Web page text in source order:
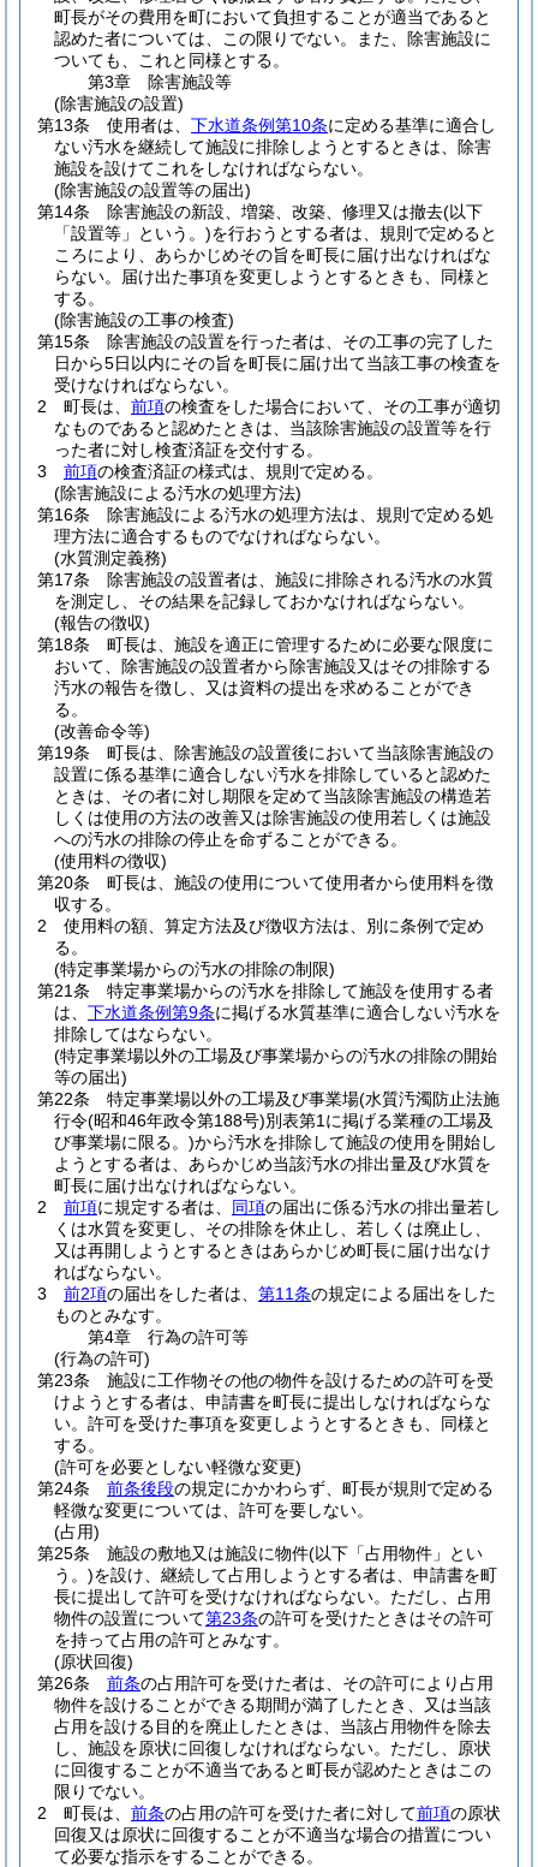
町長がその費用を町において負担することが適当であると
認めた者については、この限りでない。
また、除害施設に
ついても、これと同様とする。
第3章
除害施設等
(除害施設の設置)
第13条
使用者は、 下水道条例第10条に定める基準に適合し
ない汚水を継続して施設に排除しようとするときは、除害
施設を設けてこれをしなければならない。
(除害施設の設置等の届出)
第14条
除害施設の新設、増築、改築、修理又は撤去(以下
「設置等」という。)を行おうとする者は、規則で定めると
ころにより、あらかじめその旨を町長に届け出なければな
らない。
届け出た事項を変更しようとするときも、同様と
する。
(除害施設の工事の検査)
第15条
除害施設の設置を行った者は、その工事の完了した
日から5日以内にその旨を町長に届け出て当該工事の検査を
受けなければならない。
2
町長は、 前項の検査をした場合において、その工事が適切
なものであると認めたときは、当該除害施設の設置等を行
った者に対し検査済証を交付する。
3
前項の検査済証の様式は、規則で定める。
(除害施設による汚水の処理方法)
第16条
除害施設による汚水の処理方法は、規則で定める処
理方法に適合するものでなければならない。
(水質測定義務)
第17条
除害施設の設置者は、施設に排除される汚水の水質
を測定し、その結果を記録しておかなければならない。
(報告の徴収)
第18条
町長は、施設を適正に管理するために必要な限度に
おいて、除害施設の設置者から除害施設又はその排除する
汚水の報告を徴し、又は資料の提出を求めることができ
る。
(改善命令等)
第19条
町長は、除害施設の設置後において当該除害施設の
設置に係る基準に適合しない汚水を排除していると認めた
ときは、その者に対し期限を定めて当該除害施設の構造若
しくは使用の方法の改善又は除害施設の使用若しくは施設
への汚水の排除の停止を命ずることができる。
(使用料の徴収)
第20条
町長は、施設の使用について使用者から使用料を徴
収する。
2
使用料の額、算定方法及び徴収方法は、別に条例で定め
る。
(特定事業場からの汚水の排除の制限)
第21条
特定事業場からの汚水を排除して施設を使用する者
は、 下水道条例第9条に掲げる水質基準に適合しない汚水を
排除してはならない。
(特定事業場以外の工場及び事業場からの汚水の排除の開始
等の届出)
第22条
特定事業場以外の工場及び事業場(水質汚濁防止法施
行令(昭和46年政令第188号)別表第1に掲げる業種の工場及
び事業場に限る。)から汚水を排除して施設の使用を開始し
ようとする者は、あらかじめ当該汚水の排出量及び水質を
町長に届け出なければならない。
2
前項に規定する者は、 同項の届出に係る汚水の排出量若し
くは水質を変更し、その排除を休止し、若しくは廃止し、
又は再開しようとするときはあらかじめ町長に届け出なけ
ればならない。
3
前2項の届出をした者は、 第11条の規定による届出をした
ものとみなす。
第4章
行為の許可等
(行為の許可)
第23条
施設に工作物その他の物件を設けるための許可を受
けようとする者は、申請書を町長に提出しなければならな
い。 許可を受けた事項を変更しようとするときも、同様と
する。
(許可を必要としない軽微な変更)
第24条
前条後段の規定にかかわらず、町長が規則で定める
軽微な変更については、許可を要しない。
(占用)
第25条
施設の敷地又は施設に物件(以下「占用物件」とい
う。)を設け、継続して占用しようとする者は、申請書を町
長に提出して許可を受けなければならない。 ただし、占用
物件の設置について第23条の許可を受けたときはその許可
を持って占用の許可とみなす。
(原状回復)
第26条
前条の占用許可を受けた者は、その許可により占用
物件を設けることができる期間が満了したとき、又は当該
占用を設ける目的を廃止したときは、当該占用物件を除去
し、施設を原状に回復しなければならない。 ただし、原状
に回復することが不適当であると町長が認めたときはこの
限りでない。
2
町長は、 前条の占用の許可を受けた者に対して前項の原状
回復又は原状に回復することが不適当な場合の措置につい
て必要な指示をすることができる。